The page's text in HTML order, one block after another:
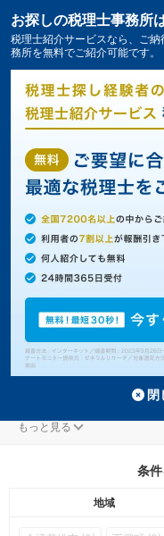
塔のへつり駅(福島
計事務所の一覧
下郷の塔のへつり駅の会社設
もっと見る
条
地域
お探しの税理士事務所
税理士紹介サービスなら、ご
務所を無料でご紹介可能です。
閉